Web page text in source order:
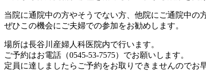
当院に通院中の方やそうでない方、他院にご通院中の
ぜひこの機会にご夫婦での参加をお勧めします。
場所は長谷川産婦人科医院内で行います。
ご予約はお電話（0545-53-7575）でお願いします。
定員に達しましたらご予約をお取りできませんのでお